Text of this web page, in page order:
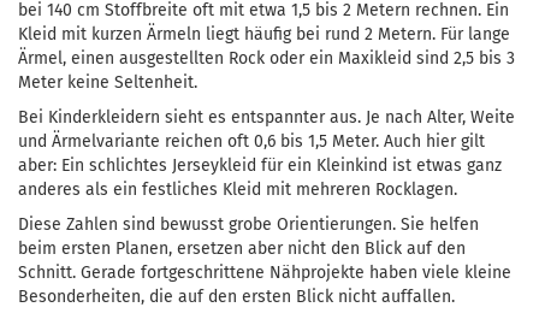
bei 140 cm Stoffbreite oft mit etwa 1,5 bis 2 Metern rechnen. Ein
Kleid mit kurzen Ärmeln liegt häufig bei rund 2 Metern. Für lange
Ärmel, einen ausgestellten Rock oder ein Maxikleid sind 2,5 bis 3
Meter keine Seltenheit.
Bei Kinderkleidern sieht es entspannter aus. Je nach Alter, Weite
und Ärmelvariante reichen oft 0,6 bis 1,5 Meter. Auch hier gilt
aber: Ein schlichtes Jerseykleid für ein Kleinkind ist etwas ganz
anderes als ein festliches Kleid mit mehreren Rocklagen.
Diese Zahlen sind bewusst grobe Orientierungen. Sie helfen
beim ersten Planen, ersetzen aber nicht den Blick auf den
Schnitt. Gerade fortgeschrittene Nähprojekte haben viele kleine
Besonderheiten, die auf den ersten Blick nicht auffallen.